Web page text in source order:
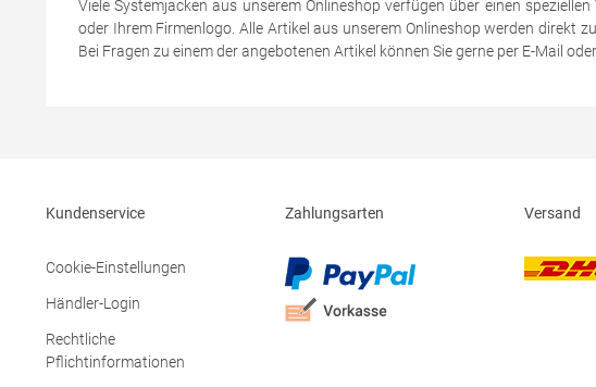
Viele Systemjacken aus unserem Onlineshop verfügen über einen
oder Ihrem Firmenlogo. Alle Artikel aus unserem Onlineshop werden direkt
Bei Fragen zu einem der angebotenen Artikel können Sie gerne per E-Mail
Kundenservice
Cookie-Einstellungen
Händler-Login
Rechtliche
Pflichtinformationen
Zahlungsarten Versand